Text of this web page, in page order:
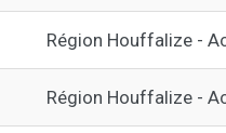
Région Houffalize -
Région Houffalize -